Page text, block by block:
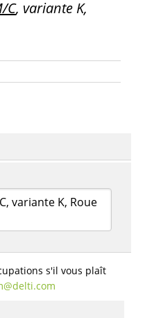
C, variante K,
variante K, Roue
s'il vous plaît